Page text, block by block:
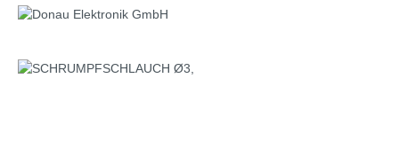
Bildergalerie überspringen